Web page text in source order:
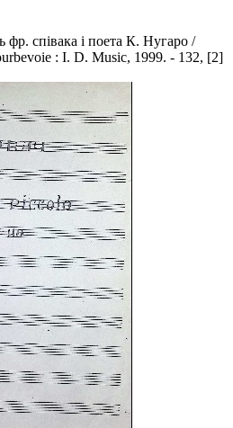
фр. співака і поета К. Нугаро /
: I. D. Music, 1999. - 132, [2]